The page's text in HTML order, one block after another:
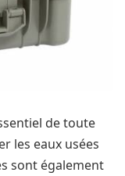
de toute
les eaux usées
sont également